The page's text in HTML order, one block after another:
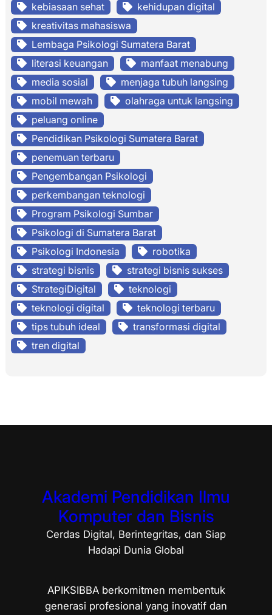
kebiasaan sehat
kehidupan digital
kreativitas mahasiswa
Lembaga Psikologi Sumatera Barat
literasi keuangan
manfaat menabung
media sosial
menjaga tubuh langsing
mobil mewah
olahraga untuk langsing
peluang online
Pendidikan Psikologi Sumatera Barat
penemuan terbaru
Pengembangan Psikologi
perkembangan teknologi
Program Psikologi Sumbar
Psikologi di Sumatera Barat
Psikologi Indonesia
robotika
strategi bisnis
strategi bisnis sukses
StrategiDigital
teknologi
teknologi digital
teknologi terbaru
tips tubuh ideal
transformasi digital
tren digital
Akademi Pendidikan Ilmu
Komputer dan Bisnis
Cerdas Digital, Berintegritas, dan Siap
Hadapi Dunia Global
APIKSIBBA berkomitmen membentuk
generasi profesional yang inovatif dan